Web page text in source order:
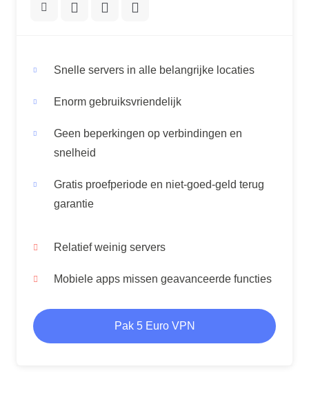
Snelle servers in alle belangrijke locaties
Enorm gebruiksvriendelijk
Geen beperkingen op verbindingen en
snelheid
Gratis proefperiode en niet-goed-geld terug
garantie
Relatief weinig servers
Mobiele apps missen geavanceerde functies
Pak 5 Euro VPN